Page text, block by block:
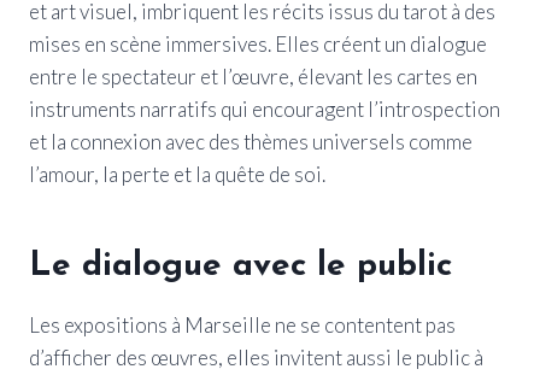
et art visuel, imbriquent les récits issus du tarot à des
mises en scène immersives. Elles créent un dialogue
entre le spectateur et l’œuvre, élevant les cartes en
instruments narratifs qui encouragent l’introspection
et la connexion avec des thèmes universels comme
l’amour, la perte et la quête de soi.
Le dialogue avec le public
Les expositions à Marseille ne se contentent pas
d’afficher des œuvres, elles invitent aussi le public à